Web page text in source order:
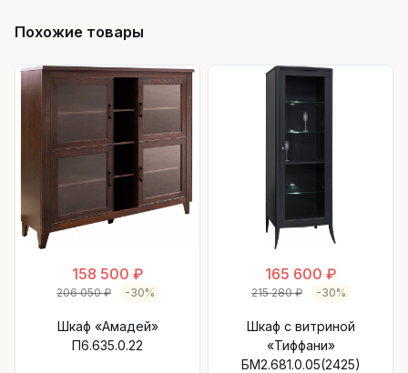
Похожие товары
158 500 ₽
206 050 ₽ -30%
Шкаф «Амадей»
П6.635.0.22
165 600 ₽
215 280 ₽ -30%
Шкаф с витриной
«Тиффани»
БМ2.681.0.05(2425)